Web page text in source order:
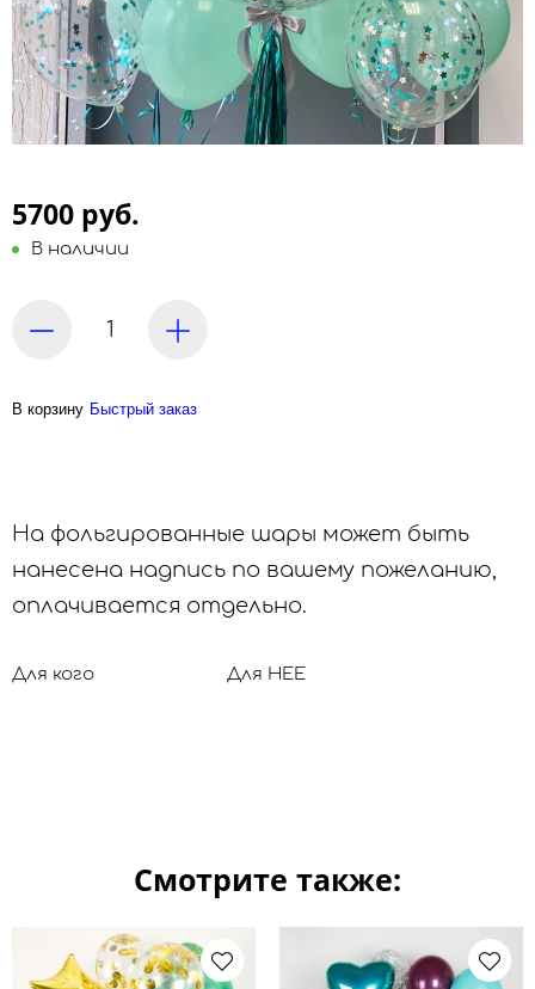
5700 руб.
В наличии
В корзину Быстрый заказ
На фольгированные шары может быть
нанесена надпись по вашему пожеланию,
оплачивается отдельно.
Для кого Для НЕЕ
Смотрите также: